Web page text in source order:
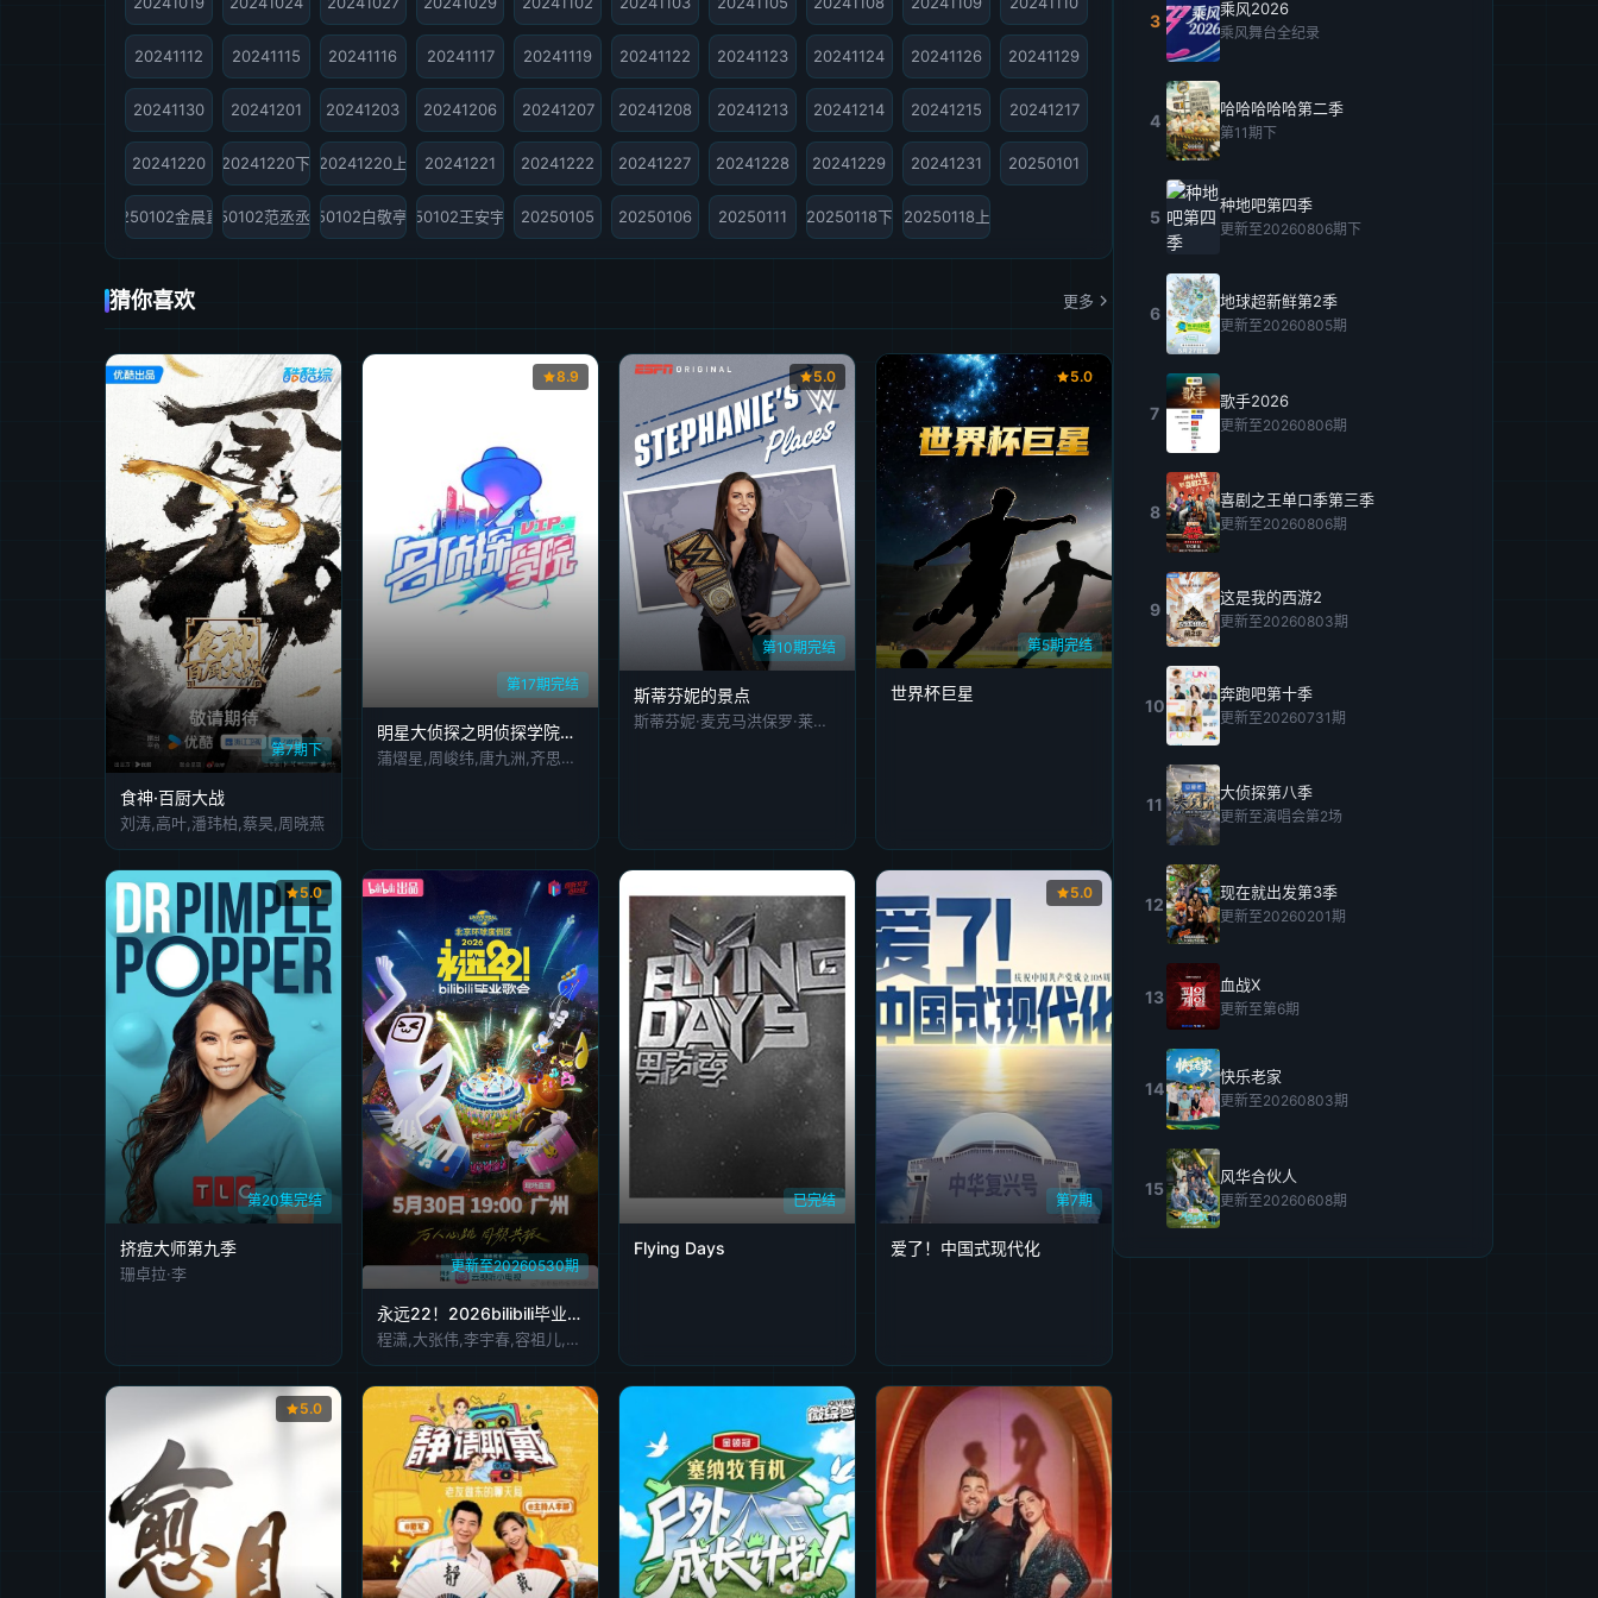
20241112 20241115 20241116 20241117 20241119 20241122 20241123 20241124 20241126 20241129
20241130 20241201 20241203 20241206 20241207 20241208 20241213 20241214 20241215 20241217
20241220 20241220下 20241220上 20241221 20241222 20241227 20241228 20241229 20241231 20250101
20250102金晨直拍20250102范丞丞直拍20250102白敬亭直拍20250102王安宇直拍20250105 20250106 20250111 20250118下 20250118上
猜你喜欢 更多
第7期下
食神·百厨大战
刘涛,高叶,潘玮柏,蔡昊,周晓燕
第17期完结
8.9
明星大侦探之明侦探学院第1季
蒲熠星,周峻纬,唐九洲,齐思钧,石凯,郭文韬,邵明明
第10期完结
5.0
斯蒂芬妮的景点
斯蒂芬妮·麦克马洪保罗·莱维斯克科迪·罗兹
第5期完结
5.0
世界杯巨星
第20集完结
5.0
挤痘大师第九季
珊卓拉·李 更新至20260530期
永远22！2026bilibili毕业歌会
程潇,大张伟,李宇春,容祖儿,刘维,古巨基,沙一汀,颜安,曾比特,黄霄云,R.E.D
已完结
Flying Days
第7期
5.0
爱了！中国式现代化
5.0
3
乘风2026
乘风舞台全纪录
4
哈哈哈哈哈第二季
第11期下
5
种地吧第四季
更新至20260806期下
6
地球超新鲜第2季
更新至20260805期
7
歌手2026
更新至20260806期
8
喜剧之王单口季第三季
更新至20260806期
9
这是我的西游2
更新至20260803期
10
奔跑吧第十季
更新至20260731期
11
大侦探第八季
更新至演唱会第2场
12
现在就出发第3季
更新至20260201期
13
血战X
更新至第6期
14
快乐老家
更新至20260803期
15
风华合伙人
更新至20260608期